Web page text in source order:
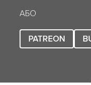
АБО
PATREON